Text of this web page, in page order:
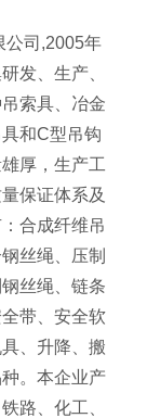
公司,2005年
发、生产、
索具、冶金
和C型吊钩
厚，生产工
保证体系及
合成纤维吊
丝绳、压制
丝绳、链条
带、安全软
、升降、搬
。本企业产
路、化工、